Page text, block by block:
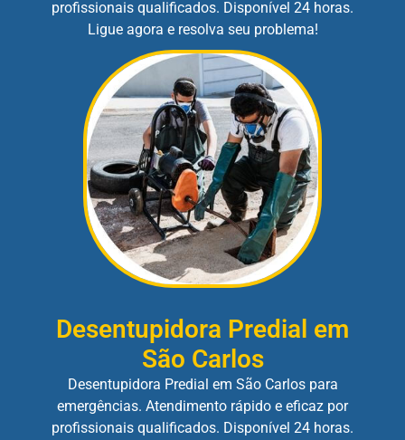
profissionais qualificados. Disponível 24 horas.
Ligue agora e resolva seu problema!
Desentupidora Predial em
São Carlos
Desentupidora Predial em São Carlos para
emergências. Atendimento rápido e eficaz por
profissionais qualificados. Disponível 24 horas.